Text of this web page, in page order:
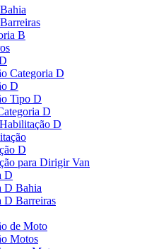
B
Categoria D
D
Tipo D
D
D
D
para Dirigir Van
D
D Bahia
D Barreiras
de Moto
Motos